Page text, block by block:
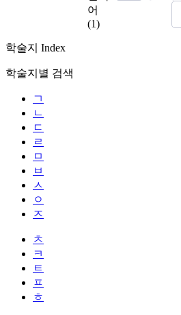
어
(1)
학술지 Index
학술지별 검색
ㄱ
ㄴ
ㄷ
ㄹ
ㅁ
ㅂ
ㅅ
ㅇ
ㅈ
ㅊ
ㅋ
ㅌ
ㅍ
ㅎ